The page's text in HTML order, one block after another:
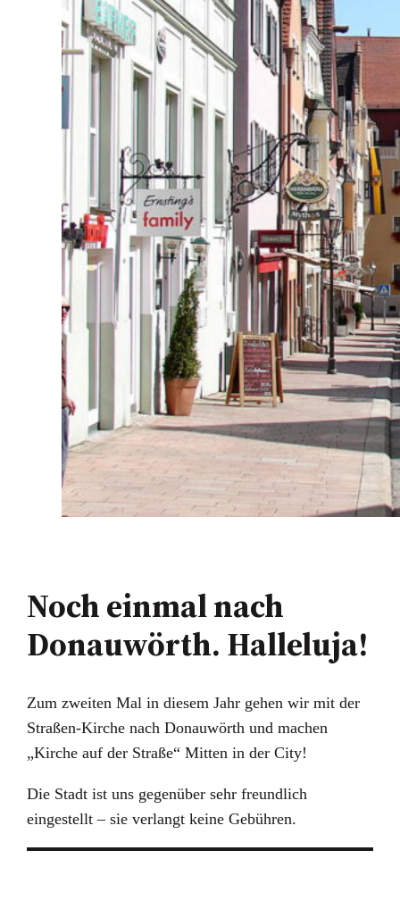
Noch einmal nach
Donauwörth. Halleluja!
Zum zweiten Mal in diesem Jahr gehen wir mit der
Straßen-Kirche nach Donauwörth und machen
„Kirche auf der Straße“ Mitten in der City!
Die Stadt ist uns gegenüber sehr freundlich
eingestellt – sie verlangt keine Gebühren.